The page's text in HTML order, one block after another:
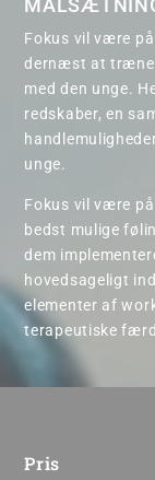
Fokus vil være
dernæst at træne
med den unge.
redskaber, en
unge.
Fokus vil være
bedst mulige
dem
hovedsageligt
elementer af
terapeutiske
Pris